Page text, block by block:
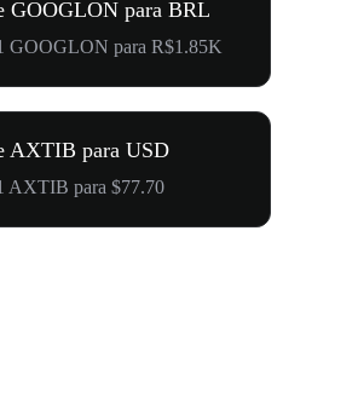
GOOGLON para BRL
GOOGLON para R$1.85K
AXTIB para USD
AXTIB para $77.70